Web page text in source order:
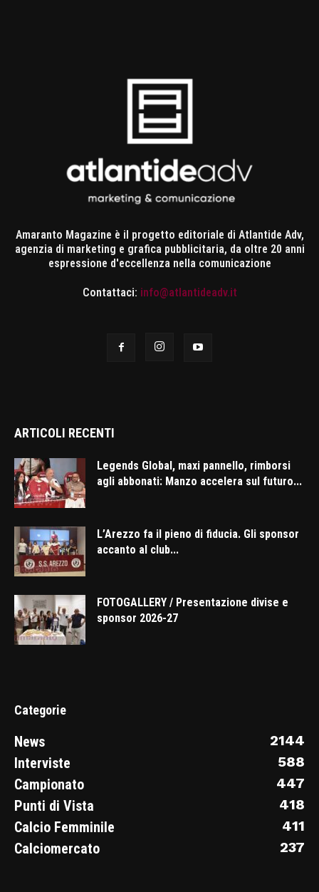
Amaranto Magazine è il progetto editoriale di Atlantide Adv,
agenzia di marketing e grafica pubblicitaria, da oltre 20 anni
espressione d'eccellenza nella comunicazione
Contattaci: info@atlantideadv.it
ARTICOLI RECENTI
Legends Global, maxi pannello, rimborsi
agli abbonati: Manzo accelera sul futuro...
L’Arezzo fa il pieno di fiducia. Gli sponsor
accanto al club...
FOTOGALLERY / Presentazione divise e
sponsor 2026-27
Categorie
News
2144
Interviste
588
Campionato
447
Punti di Vista
418
Calcio Femminile
411
Calciomercato
237